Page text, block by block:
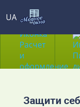
UA
Защити